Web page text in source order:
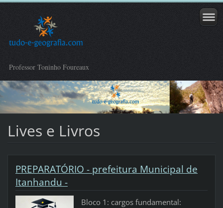
Professor Toninho Foureaux
Lives e Livros
PREPARATÓRIO - prefeitura Municipal de
Itanhandu -
Bloco 1: cargos fundamental: